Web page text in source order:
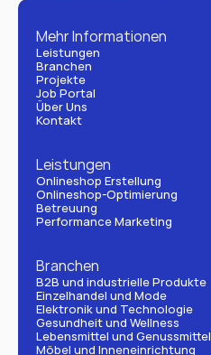
Mehr Informationen
Leistungen
Branchen
Projekte
Job Portal
Über Uns
Kontakt
Leistungen
Onlineshop Erstellung
Onlineshop-Optimierung
Betreuung
Performance Marketing
Branchen
B2B und industrielle Produkte
Einzelhandel und Mode
Elektronik und Technologie
Gesundheit und Wellness
Lebensmittel und Genussmittel
Möbel und Inneneinrichtung